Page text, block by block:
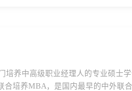
培养中高级职业经理人的专业硕士
培养MBA，是国内最早的中外联